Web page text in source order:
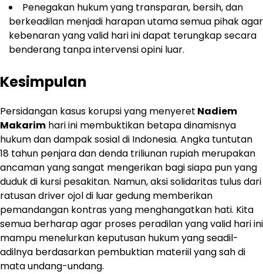
Penegakan hukum yang transparan, bersih, dan
berkeadilan menjadi harapan utama semua pihak agar
kebenaran yang valid hari ini dapat terungkap secara
benderang tanpa intervensi opini luar.
Kesimpulan
Persidangan kasus korupsi yang menyeret Nadiem
Makarim hari ini membuktikan betapa dinamisnya
hukum dan dampak sosial di Indonesia. Angka tuntutan
18 tahun penjara dan denda triliunan rupiah merupakan
ancaman yang sangat mengerikan bagi siapa pun yang
duduk di kursi pesakitan. Namun, aksi solidaritas tulus dari
ratusan driver ojol di luar gedung memberikan
pemandangan kontras yang menghangatkan hati. Kita
semua berharap agar proses peradilan yang valid hari ini
mampu menelurkan keputusan hukum yang seadil-
adilnya berdasarkan pembuktian materiil yang sah di
mata undang-undang.